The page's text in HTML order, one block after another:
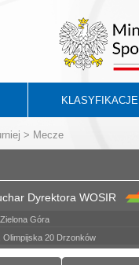
KLASYFIKACJE
> Mecze
Dyrektora WOSIR
Góra
Olimpijska 20 Drzonków